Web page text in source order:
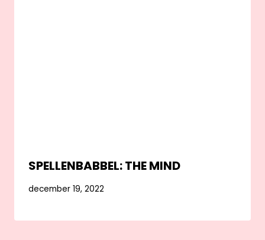
SPELLENBABBEL: THE MIND
december 19, 2022